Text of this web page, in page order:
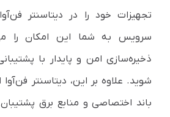
تجهیزات خود را در دیتاسنتر
سرویس به شما این امکان را
شوید. علاوه بر این، دیتاسنتر فن‌آوا
باند اختصاصی و منابع برق پشتیبان